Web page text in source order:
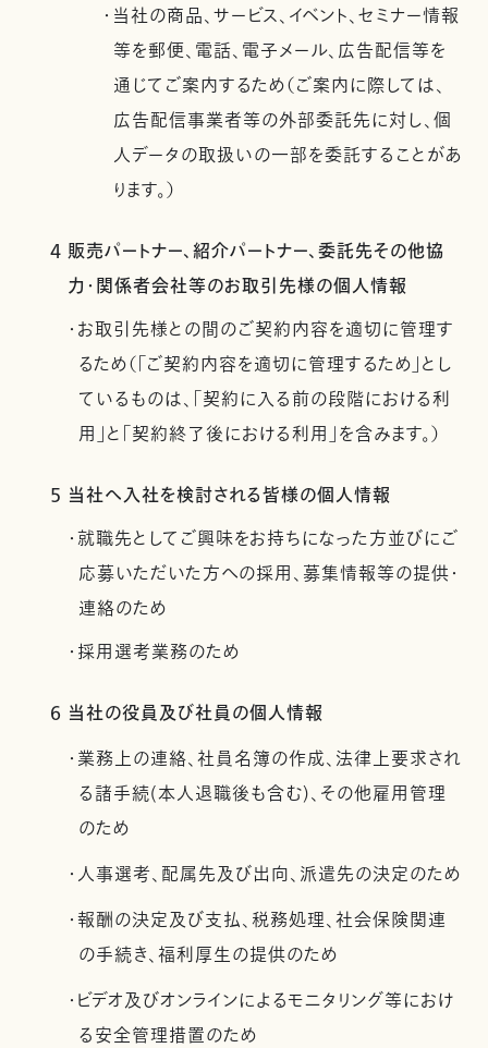
・当社の商品、サービス、イベント、セミナー情報
等を郵便、電話、電子メール、広告配信等を
通じてご案内するため（ご案内に際しては、
広告配信事業者等の外部委託先に対し、個
人データの取扱いの一部を委託することがあ
ります。）
4 販売パートナー、紹介パートナー、委託先その他協
力・関係者会社等のお取引先様の個人情報
・お取引先様との間のご契約内容を適切に管理す
るため（「ご契約内容を適切に管理するため」とし
ているものは、「契約に入る前の段階における利
用」と「契約終了後における利用」を含みます。）
5 当社へ入社を検討される皆様の個人情報
・就職先としてご興味をお持ちになった方並びにご
応募いただいた方への採用、募集情報等の提供・
連絡のため
・採用選考業務のため
6 当社の役員及び社員の個人情報
・業務上の連絡、社員名簿の作成、法律上要求され
る諸手続(本人退職後も含む)、その他雇用管理
のため
・人事選考、配属先及び出向、派遣先の決定のため
・報酬の決定及び支払、税務処理、社会保険関連
の手続き、福利厚生の提供のため
・ビデオ及びオンラインによるモニタリング等におけ
る安全管理措置のため